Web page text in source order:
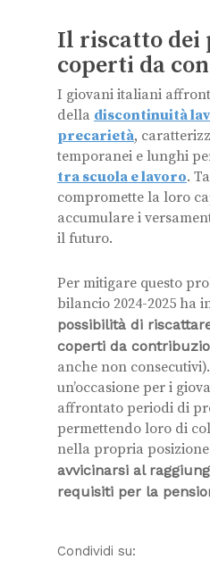
Il riscatto dei
coperti da
I giovani italiani
della discontinuità
precarietà,
temporanei e lunghi
tra scuola e lavoro.
compromette la loro
accumulare i
il futuro.
Per mitigare questo
bilancio 2024-2025 ha
possibilità di
coperti da
anche non
un’occasione per i
affrontato periodi di
permettendo loro di
nella propria
avvicinarsi al
requisiti per la
Condividi su: